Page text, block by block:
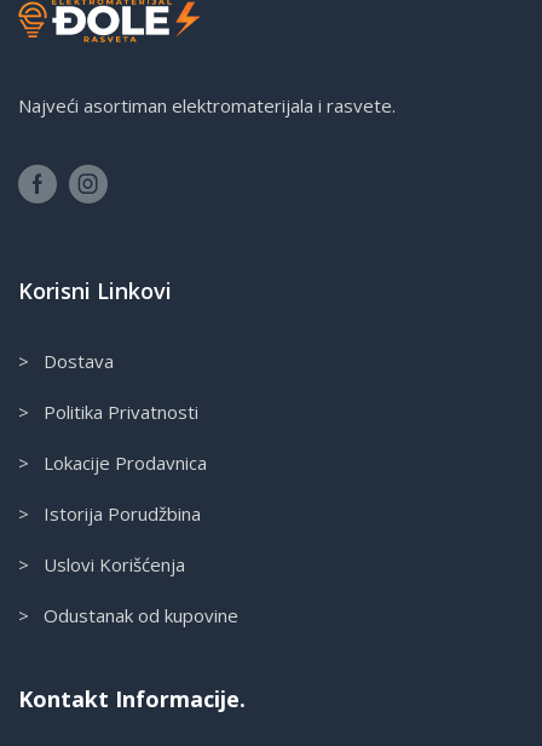
Najveći asortiman elektromaterijala i rasvete.
Korisni Linkovi
> Dostava
> Politika Privatnosti
> Lokacije Prodavnica
> Istorija Porudžbina
> Uslovi Korišćenja
> Odustanak od kupovine
Kontakt Informacije.